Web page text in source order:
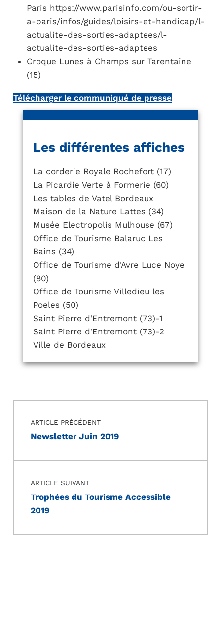
Paris https://www.parisinfo.com/ou-sortir-
a-paris/infos/guides/loisirs-et-handicap/l-
actualite-des-sorties-adaptees/l-
actualite-des-sorties-adaptees
Croque Lunes à Champs sur Tarentaine
(15)
Télécharger le communiqué de presse
Les différentes affiches
La corderie Royale Rochefort (17)
La Picardie Verte à Formerie (60)
Les tables de Vatel Bordeaux
Maison de la Nature Lattes (34)
Musée Electropolis Mulhouse (67)
Office de Tourisme Balaruc Les
Bains (34)
Office de Tourisme d'Avre Luce Noye
(80)
Office de Tourisme Villedieu les
Poeles (50)
Saint Pierre d'Entremont (73)-1
Saint Pierre d'Entremont (73)-2
Ville de Bordeaux
Skip back to main navigation
Navigation de l’article
ARTICLE PRÉCÉDENT
Newsletter Juin 2019
ARTICLE SUIVANT
Trophées du Tourisme Accessible
2019